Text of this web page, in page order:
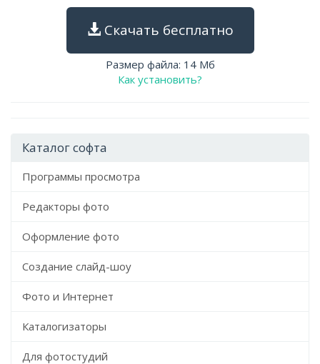
Скачать бесплатно
Размер файла: 14 Мб
Как установить?
Каталог софта
Программы просмотра
Редакторы фото
Оформление фото
Создание слайд-шоу
Фото и Интернет
Каталогизаторы
Для фотостудий